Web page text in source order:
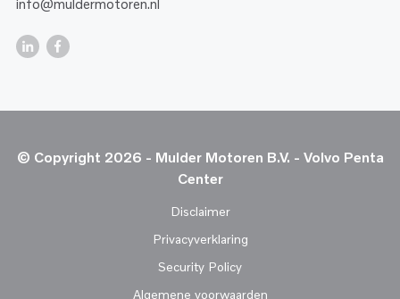
info@muldermotoren.nl
© Copyright 2026 - Mulder Motoren B.V. - Volvo Penta
Center
Disclaimer
Privacyverklaring
Security Policy
Algemene voorwaarden